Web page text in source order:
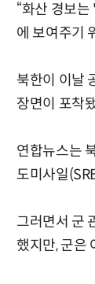
“화산 경보
에 보여주기
북한이 이날
장면이 포착
연합뉴스는
도미사일
그러면서 군
했지만, 군은